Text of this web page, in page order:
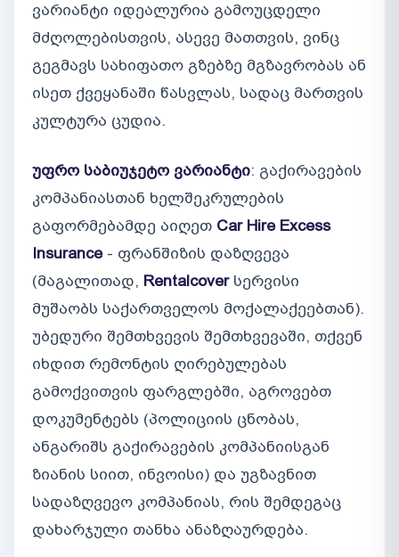
ვარიანტი იდეალურია გამოუცდელი
მძღოლებისთვის, ასევე მათთვის, ვინც
გეგმავს სახიფათო გზებზე მგზავრობას ან
ისეთ ქვეყანაში წასვლას, სადაც მართვის
კულტურა ცუდია.
უფრო საბიუჯეტო ვარიანტი: გაქირავების
კომპანიასთან ხელშეკრულების
გაფორმებამდე აიღეთ Car Hire Excess
Insurance- ფრანშიზის დაზღვევა
(მაგალითად, Rentalcover სერვისი
მუშაობს საქართველოს მოქალაქეებთან).
უბედური შემთხვევის შემთხვევაში, თქვენ
იხდით რემონტის ღირებულებას
გამოქვითვის ფარგლებში, აგროვებთ
დოკუმენტებს (პოლიციის ცნობას,
ანგარიშს გაქირავების კომპანიისგან
ზიანის სიით, ინვოისი) და უგზავნით
სადაზღვევო კომპანიას, რის შემდეგაც
დახარჯული თანხა ანაზღაურდება.